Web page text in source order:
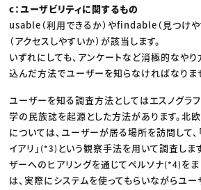
c：ユーザビリティに関するもの
usable（利用できるか）やfindable（見つけ
（アクセスしやすいか）が該当します。
いずれにしても、アンケートなど消極的なやり
込んだ方法でユーザーを知らなければなりま
ユーザーを知る調査方法としてはエスノグラ
学の民族誌を起源とした方法があります。北
については、ユーザーが居る場所を訪問して、
イアリ」 (*3) という観察手法を用いて調査しま
ザーへのヒアリングを通じてペルソナ(*4)を
は、実際にシステムを使ってもらいながらユ